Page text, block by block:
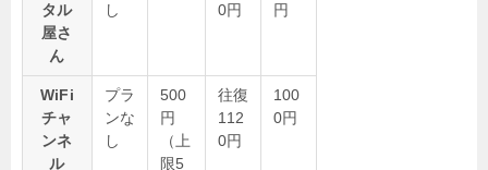
タル
屋さ
ん
し
0円
円
WiFi
チャ
ンネ
ル
プラ
ンな
し
500
円
（上
限5
往復
112
0円
100
0円